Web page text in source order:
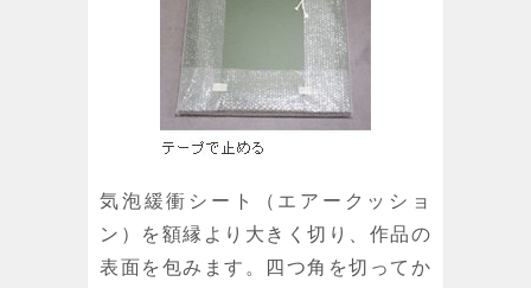
気泡緩衝シート（エアークッショ
ン）を額縁より大きく切り、作品の
表面を包みます。四つ角を切ってか